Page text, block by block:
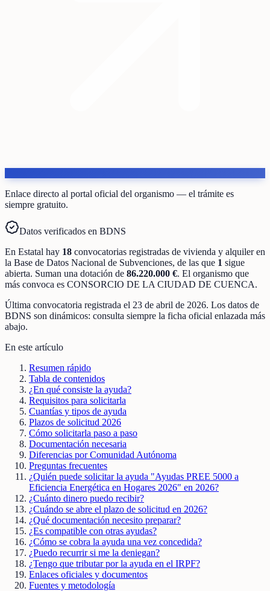
Enlace directo al portal oficial del organismo — el trámite es
siempre gratuito.
Datos verificados en BDNS
En Estatal hay 18 convocatorias registradas de vivienda y alquileren
la Base de Datos Nacional de Subvenciones, de las que 1 sigue
abierta. Suman una dotación de 86.220.000 €. El organismo que
más convoca es CONSORCIO DE LA CIUDAD DE CUENCA.
Última convocatoria registrada el 23 de abril de 2026. Los datos de
BDNS son dinámicos: consulta siempre la ficha oficial enlazada más
abajo.
En este artículo
Resumen rápido
Tabla de contenidos
¿En qué consiste la ayuda?
Requisitos para solicitarla
Cuantías y tipos de ayuda
Plazos de solicitud 2026
Cómo solicitarla paso a paso
Documentación necesaria
Diferencias por Comunidad Autónoma
Preguntas frecuentes
¿Quién puede solicitar la ayuda "Ayudas PREE 5000 a
Eficiencia Energética en Hogares 2026" en 2026?
¿Cuánto dinero puedo recibir?
¿Cuándo se abre el plazo de solicitud en 2026?
¿Qué documentación necesito preparar?
¿Es compatible con otras ayudas?
¿Cómo se cobra la ayuda una vez concedida?
¿Puedo recurrir si me la deniegan?
¿Tengo que tributar por la ayuda en el IRPF?
Enlaces oficiales y documentos
Fuentes y metodología